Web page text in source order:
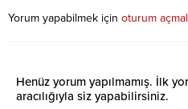
Yorum yapabilmek için oturum
Henüz yorum yapılmamış. İlk
aracılığıyla siz yapabilirsiniz.